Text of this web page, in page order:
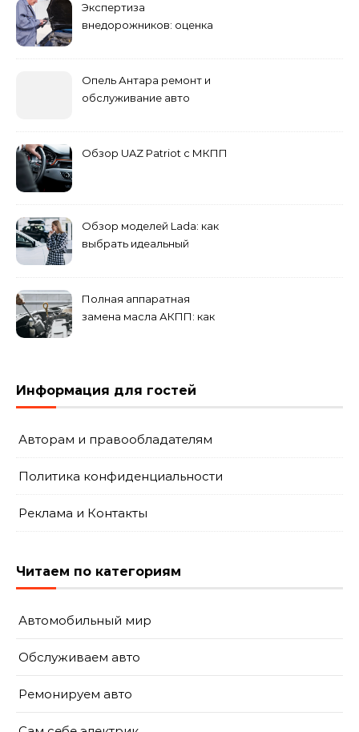
Экспертиза
внедорожников: оценка
Опель Антара ремонт и
обслуживание авто
Обзор UAZ Patriot с МКПП
Обзор моделей Lada: как
выбрать идеальный
Полная аппаратная
замена масла АКПП: как
Информация для гостей
Авторам и правообладателям
Политика конфиденциальности
Реклама и Контакты
Читаем по категориям
Автомобильный мир
Обслуживаем авто
Ремонируем авто